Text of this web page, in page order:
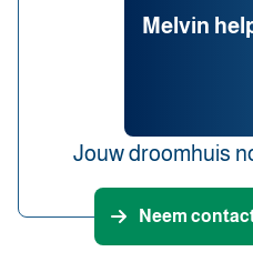
Melvin
Jouw droomhuis
Neem